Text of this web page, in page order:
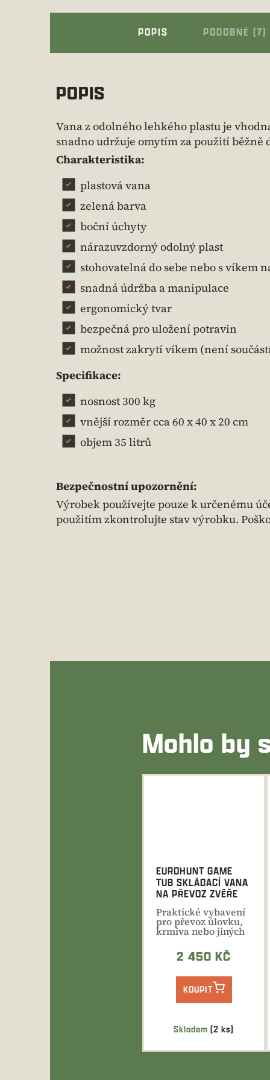
POPIS PODOBNÉ (7)
POPIS
Vana z odolného lehkého plastu je
snadno udržuje omytím za použití běžně
Charakteristika:
plastová vana
zelená barva
boční úchyty
nárazuvzdorný odolný plast
stohovatelná do sebe nebo s víkem
snadná údržba a manipulace
ergonomický tvar
bezpečná pro uložení potravin
možnost zakrytí víkem (není
Specifikace:
nosnost 300 kg
vnější rozměr cca 60 x 40 x 20 cm
objem 35 litrů
Bezpečnostní upozornění:
Výrobek používejte pouze k určenému
použitím zkontrolujte stav výrobku.
Mohlo by
Skladem(2 ks)
EUROHUNT GAME
TUB SKLÁDACÍ VANA
NA PŘEVOZ ZVĚŘE
Praktické vybavení
pro převoz úlovku,
krmiva nebo jiných
potřeb. Skladná...
2 450 KČ
KOUPIT